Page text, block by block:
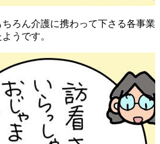
ろん介護に携わって下さる各事業
うです。